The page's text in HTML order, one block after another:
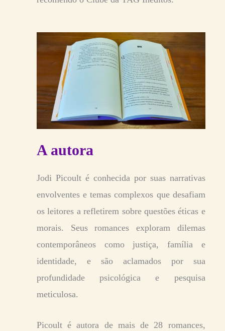
A autora
Jodi Picoult é conhecida por suas narrativas
envolventes e temas complexos que desafiam
os leitores a refletirem sobre questões éticas e
morais. Seus romances exploram dilemas
contemporâneos como justiça, família e
identidade, e são aclamados por sua
profundidade psicológica e pesquisa
meticulosa.
Picoult é autora de mais de 28 romances,